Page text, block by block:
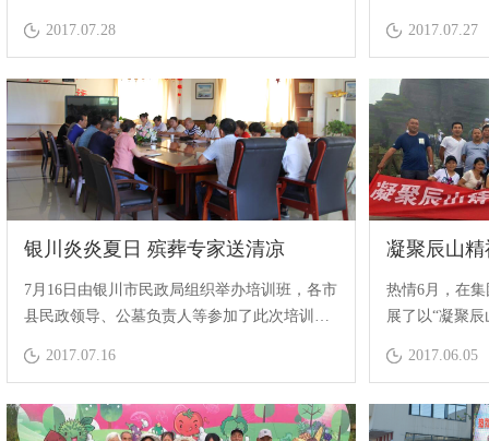
90周年纪念仪式”
2017.07.28
宁夏武警总队
限关爱和殷殷
为基地官兵带
2017.07.27
银川炎炎夏日 殡葬专家送清凉
7月16日由银川市民政局组织举办培训班，各市
县民政领导、公墓负责人等参加了此次培训
2017.07.16
凝聚辰山
热情6月，在
展了以“凝聚
2017.06.05